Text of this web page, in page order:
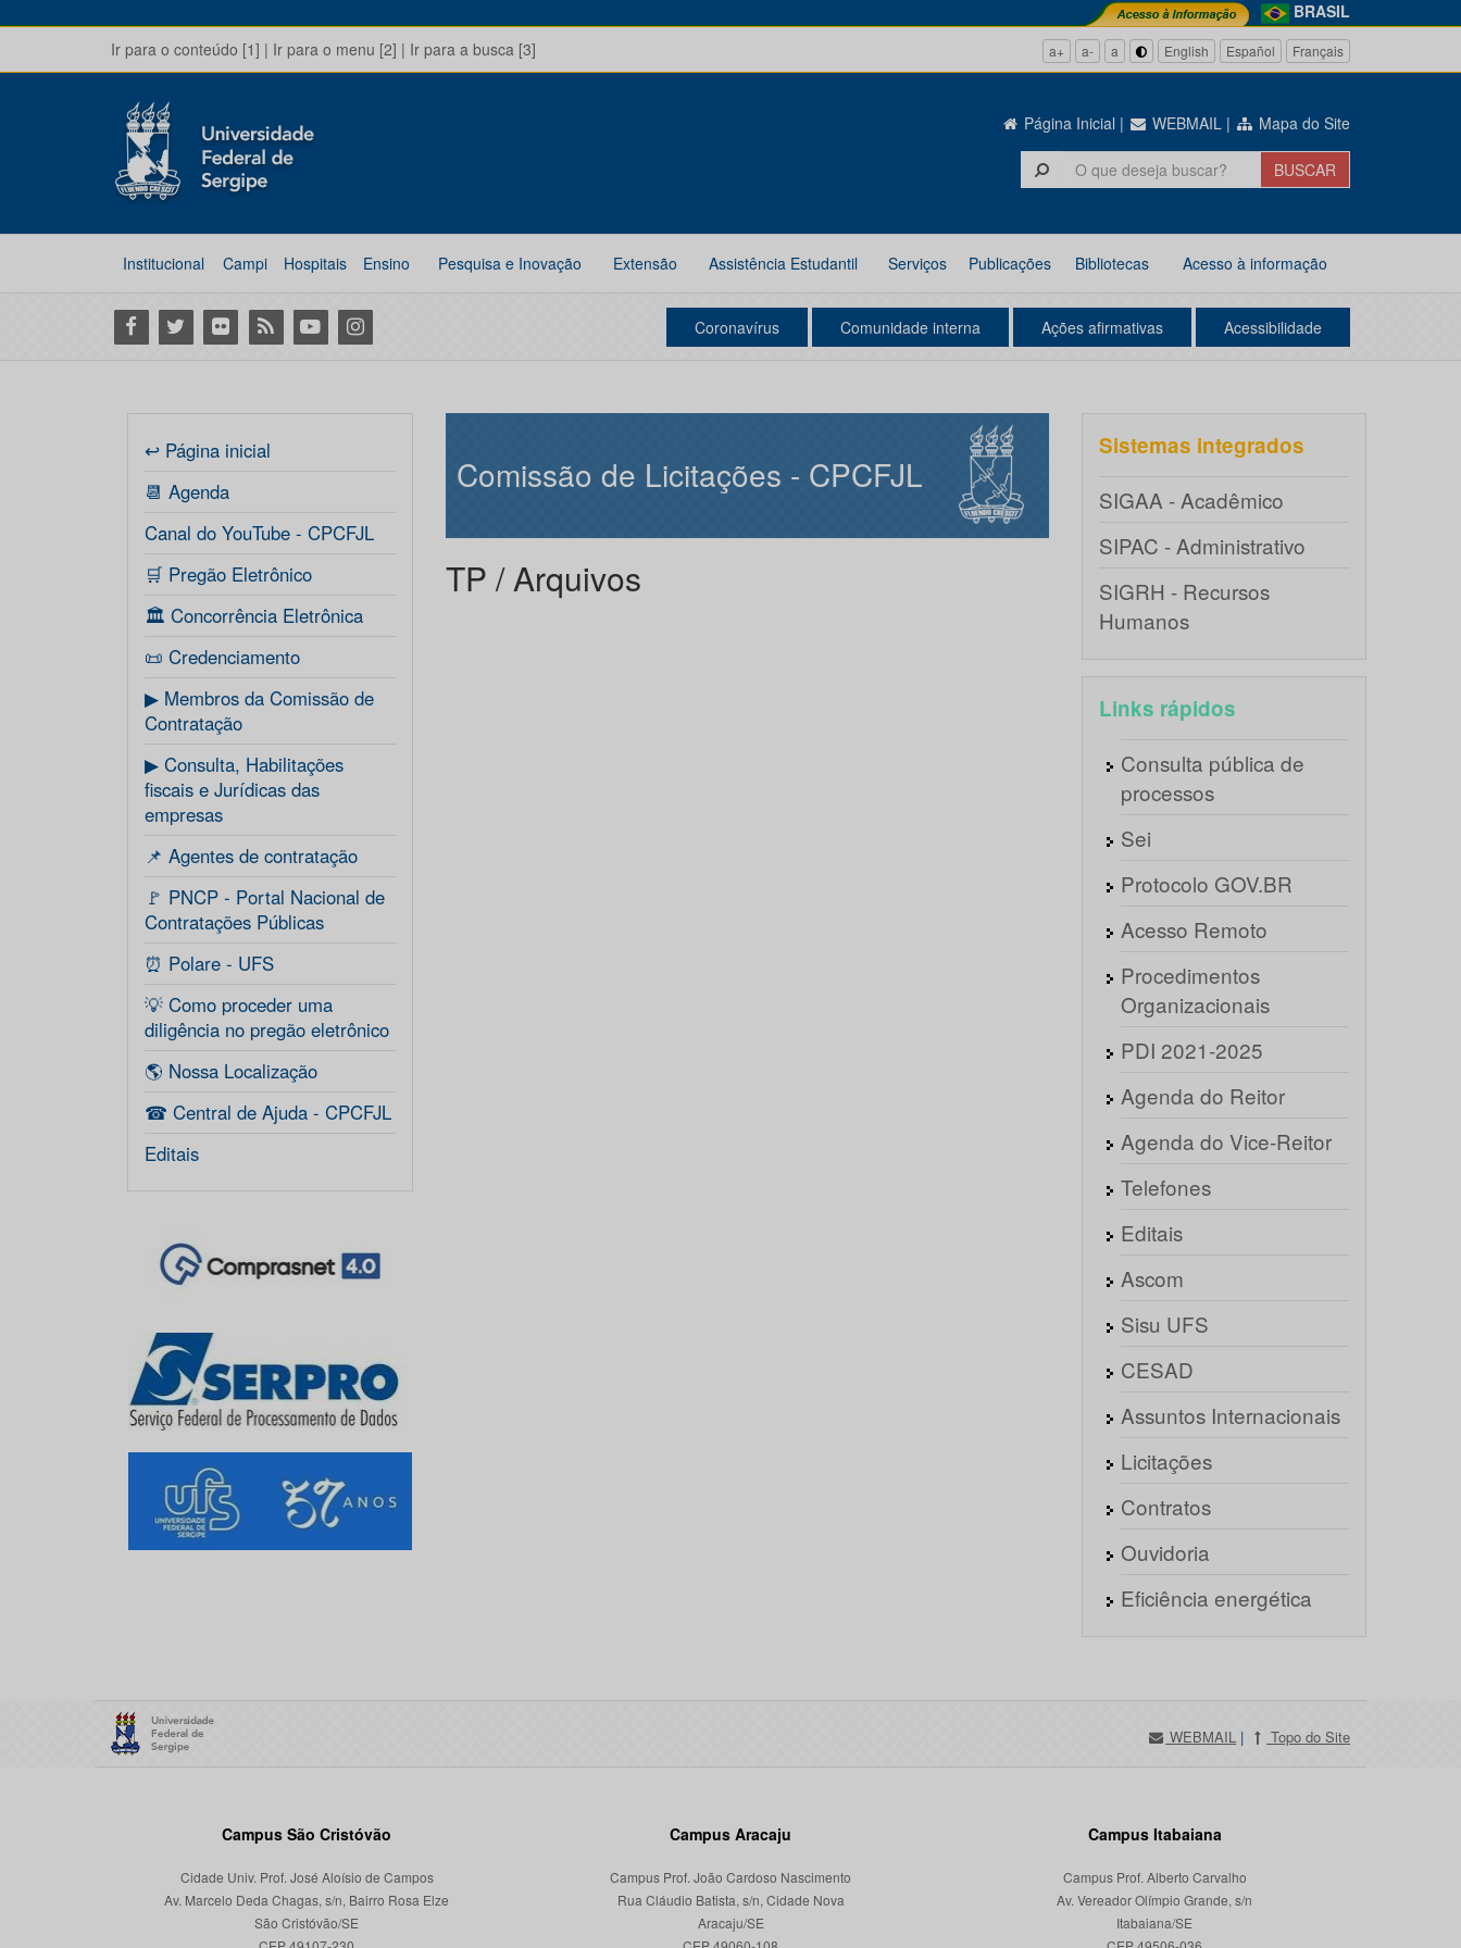
BRASIL
Ir para o conteúdo [1] | Ir para o menu [2] | Ir para a busca [3] a+ a- a English Español Français
Página Inicial | WEBMAIL | Mapa do Site
Institucional Campi Hospitais Ensino Pesquisa e Inovação Extensão Assistência Estudantil Serviços Publicações Bibliotecas Acesso à informação
Facebook
Twitter Flickr RSS YoutubeInstagram Coronavírus Comunidade interna Ações afirmativas Acessibilidade
↩ Página inicial
📆 Agenda
Canal do YouTube - CPCFJL
🛒 Pregão Eletrônico
🏛️ Concorrência Eletrônica
📜 Credenciamento
▶ Membros da Comissão de
Contratação
▶ Consulta, Habilitações
fiscais e Jurídicas das
empresas
📌 Agentes de contratação
🚩 PNCP - Portal Nacional de
Contratações Públicas
⏰ Polare - UFS
💡 Como proceder uma
diligência no pregão eletrônico
🌎 Nossa Localização
☎ Central de Ajuda - CPCFJL
Editais
Comissão de Licitações - CPCFJL
TP / Arquivos
Sistemas integrados
SIGAA - Acadêmico
SIPAC - Administrativo
SIGRH - Recursos
Humanos
Links rápidos
Consulta pública de
processos
Sei
Protocolo GOV.BR
Acesso Remoto
Procedimentos
Organizacionais
PDI 2021-2025
Agenda do Reitor
Agenda do Vice-Reitor
Telefones
Editais
Ascom
Sisu UFS
CESAD
Assuntos Internacionais
Licitações
Contratos
Ouvidoria
Eficiência energética
WEBMAIL | Topo do Site
Campus São Cristóvão
Cidade Univ. Prof. José Aloísio de Campos
Av. Marcelo Deda Chagas, s/n, Bairro Rosa Elze
São Cristóvão/SE
Campus Aracaju
Campus Prof. João Cardoso Nascimento
Rua Cláudio Batista, s/n, Cidade Nova
Aracaju/SE
Campus Itabaiana
Campus Prof. Alberto Carvalho
Av. Vereador Olímpio Grande, s/n
Itabaiana/SE